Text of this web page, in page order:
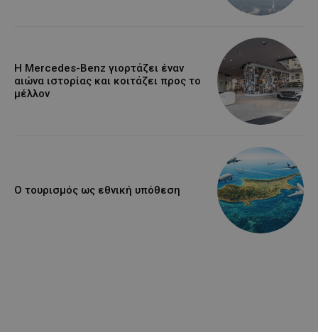
Η Mercedes-Benz γιορτάζει έναν
αιώνα ιστορίας και κοιτάζει προς το
μέλλον
Ο τουρισμός ως εθνική υπόθεση